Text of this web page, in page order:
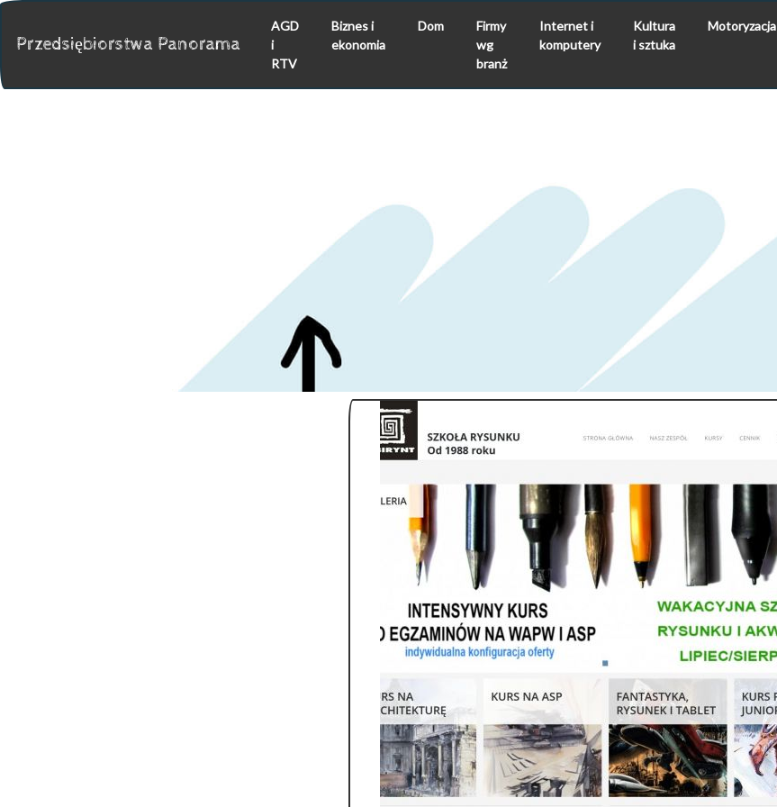
Przedsiębiorstwa Panorama
AGD
i
RTV
Biznes i
ekonomia
Dom
Firmy
wg
branż
Internet i
komputery
Kultura
i sztuka
Motoryzacja